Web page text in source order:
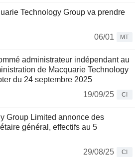
Technology Group va prendre
06/01
MT
administrateur indépendant au
de Macquarie Technology
du 24 septembre 2025
19/09/25
CI
Group Limited annonce des
général, effectifs au 5
29/08/25
CI